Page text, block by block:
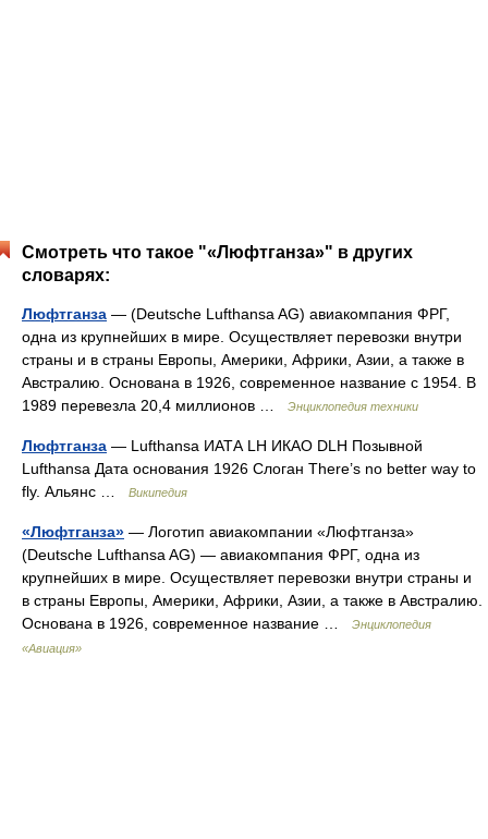
Смотреть что такое "«Люфтганза»" в других
словарях:
Люфтганза — (Deutsche Lufthansa AG) авиакомпания ФРГ,
одна из крупнейших в мире. Осуществляет перевозки внутри
страны и в страны Европы, Америки, Африки, Азии, а также в
Австралию. Основана в 1926, современное название с 1954. В
1989 перевезла 20,4 миллионов …
Энциклопедия техники
Люфтганза — Lufthansa ИАТА LH ИКАО DLH Позывной
Lufthansa Дата основания 1926 Слоган There’s no better way to
fly. Альянс …
Википедия
«Люфтганза» — Логотип авиакомпании «Люфтганза»
(Deutsche Lufthansa AG) — авиакомпания ФРГ, одна из
крупнейших в мире. Осуществляет перевозки внутри страны и
в страны Европы, Америки, Африки, Азии, а также в Австралию.
Основана в 1926, современное название …
Энциклопедия
«Авиация»